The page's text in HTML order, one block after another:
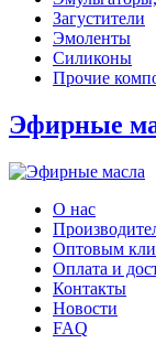
Загустители
Эмоленты
Силиконы
Прочие
Эфирные
О нас
Оптовым
Оплата и
Контакты
Новости
FAQ